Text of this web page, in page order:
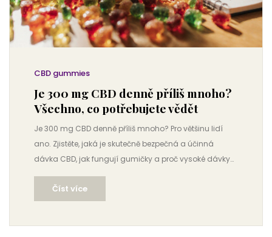
CBD gummies
Je 300 mg CBD denně příliš mnoho?
Všechno, co potřebujete vědět
Je 300 mg CBD denně příliš mnoho? Pro většinu lidí
ano. Zjistěte, jaká je skutečně bezpečná a účinná
dávka CBD, jak fungují gumičky a proč vysoké dávky
nejsou nutné.
Číst více